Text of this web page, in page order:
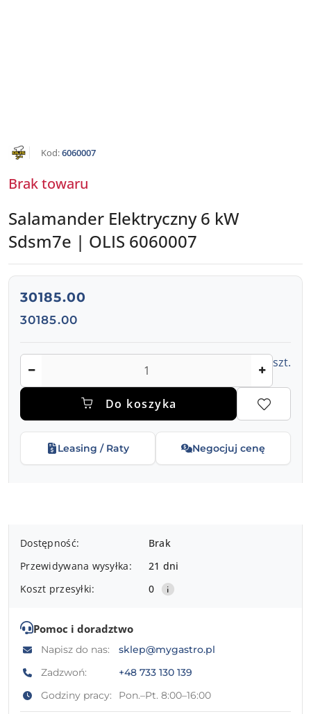
NAZWA
PRODUCENTA:
Kod:6060007
Brak towaru
Salamander Elektryczny 6 kW
Sdsm7e | OLIS 6060007
Salamander elektryczny 6 kW, SDSM7E, Olis
cena:
30185.00
Cena:
30185.00
Ilość szt.
Do koszyka
Leasing / Raty Negocjuj cenę
Dostępność
dostawa
Dostępność:
Brak
Przewidywana wysyłka:
21 dni
Koszt przesyłki:
0
Pomoc i doradztwo
Napisz do nas:
sklep@mygastro.pl
Zadzwoń:
+48 733 130 139
Godziny pracy:
Pon.–Pt. 8:00–16:00